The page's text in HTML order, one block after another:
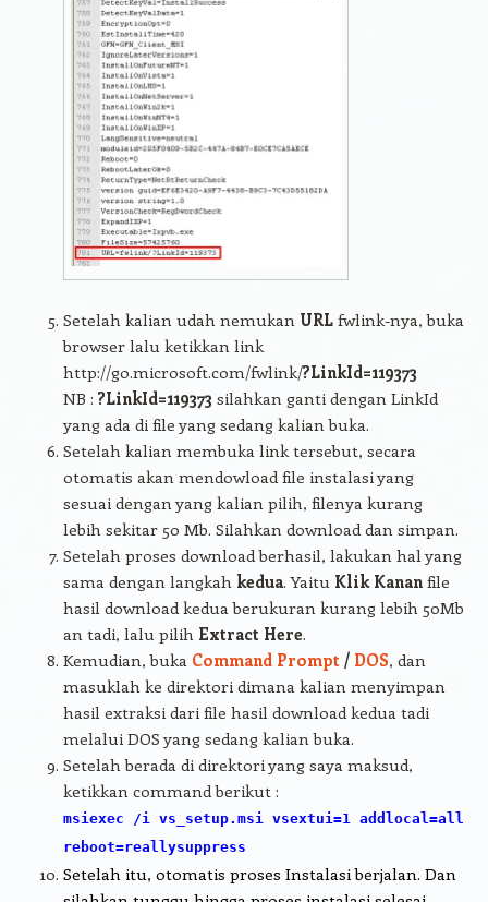
Setelah kalian udah nemukan URLfwlink-nya, buka
browser lalu ketikkan link
http://go.microsoft.com/fwlink/?LinkId=119373
NB : ?LinkId=119373 silahkan ganti dengan LinkId
yang ada di file yang sedang kalian buka.
Setelah kalian membuka link tersebut, secara
otomatis akan mendowload file instalasi yang
sesuai dengan yang kalian pilih, filenya kurang
lebih sekitar 50 Mb. Silahkan download dan simpan.
Setelah proses download berhasil, lakukan hal yang
sama dengan langkah kedua. Yaitu Klik Kananfile
hasil download kedua berukuran kurang lebih 50Mb
an tadi, lalu pilih Extract Here.
Kemudian, buka Command Prompt/ DOS, dan
masuklah ke direktori dimana kalian menyimpan
hasil extraksi dari file hasil download kedua tadi
melalui DOS yang sedang kalian buka.
Setelah berada di direktori yang saya maksud,
ketikkan command berikut :
msiexec /i vs_setup.msi vsextui=1 addlocal=all
reboot=reallysuppress
Setelah itu, otomatis proses Instalasi berjalan. Dan